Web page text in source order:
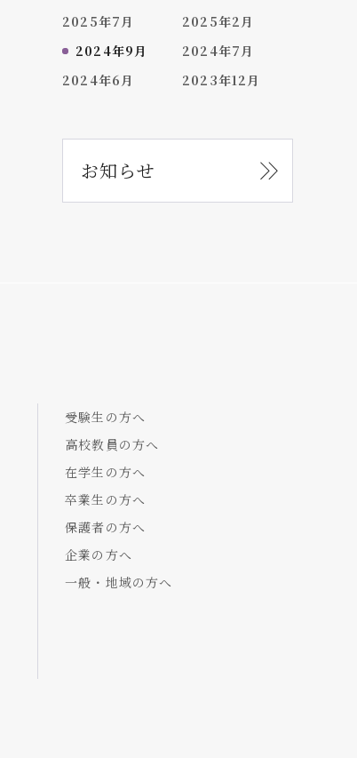
2025年7月
2025年2月
2024年9月
2024年7月
2024年6月
2023年12月
お知らせ
受験生の方へ
高校教員の方へ
在学生の方へ
卒業生の方へ
保護者の方へ
企業の方へ
一般・地域の方へ